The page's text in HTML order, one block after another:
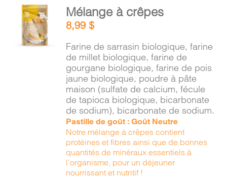
AJOUTER
AU
PANIER
/
Mélange à crêpes
8,99$
Farine de sarrasin biologique, farine
de millet biologique, farine de
gourgane biologique, farine de pois
jaune biologique, poudre à pâte
maison (sulfate de calcium, fécule
de tapioca biologique, bicarbonate
de sodium), bicarbonate de sodium.
Pastille de goût : Goût Neutre
Notre mélange à crêpes contient
protéines et fibres ainsi que de bonnes
quantités de minéraux essentiels à
l’organisme, pour un déjeuner
nourrissant et nutritif !